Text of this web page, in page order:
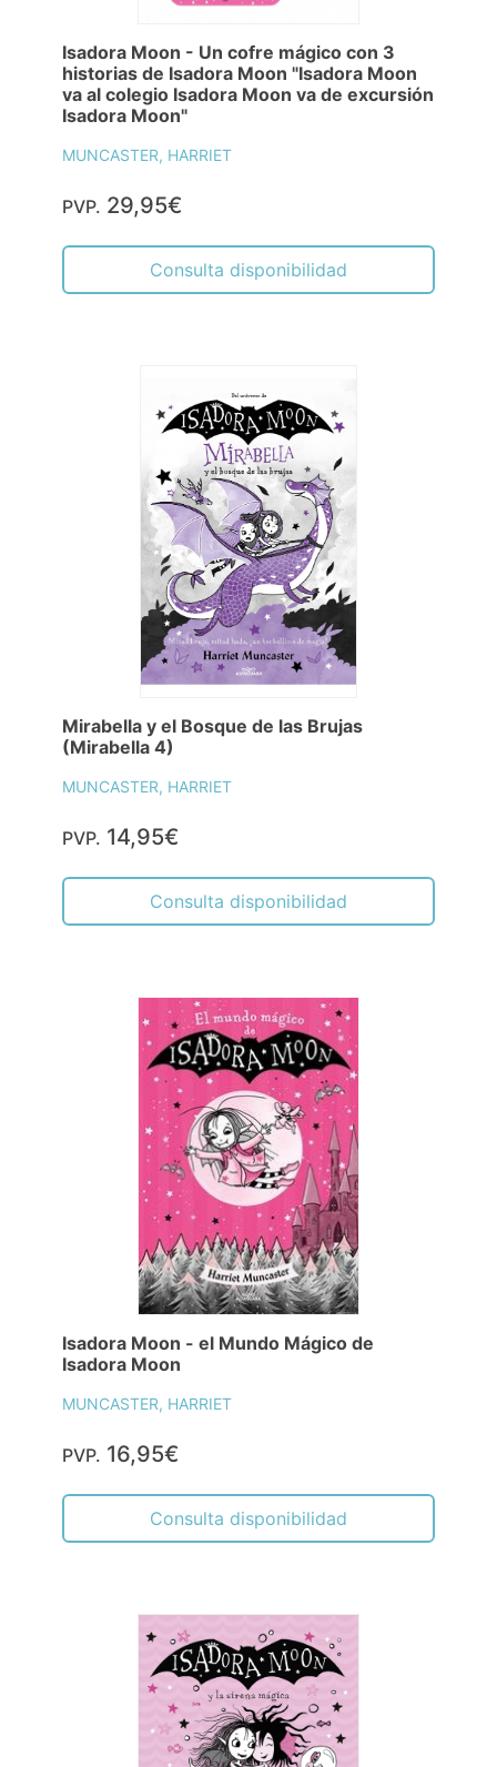
Isadora Moon - Un cofre mágico con 3
historias de Isadora Moon "Isadora Moon
va al colegio Isadora Moon va de excursión
Isadora Moon"
MUNCASTER, HARRIET
PVP. 29,95€
Consulta disponibilidad
Mirabella y el Bosque de las Brujas
(Mirabella 4)
MUNCASTER, HARRIET
PVP. 14,95€
Consulta disponibilidad
Isadora Moon - el Mundo Mágico de
Isadora Moon
MUNCASTER, HARRIET
PVP. 16,95€
Consulta disponibilidad